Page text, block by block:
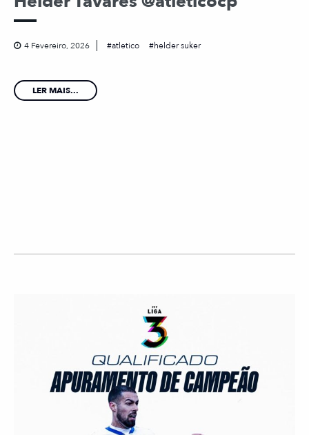
4 Fevereiro, 2026 atletico helder suker
LER MAIS...